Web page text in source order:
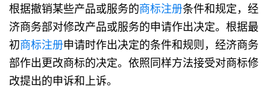
根据撤销某些产品或服务的商标注册条件和规定，经
济商务部对修改产品或服务的申请作出决定。根据最
初商标注册申请时作出决定的条件和规则，经济商务
部作出更改商标的决定。依照同样方法接受对商标修
改提出的申诉和上诉。